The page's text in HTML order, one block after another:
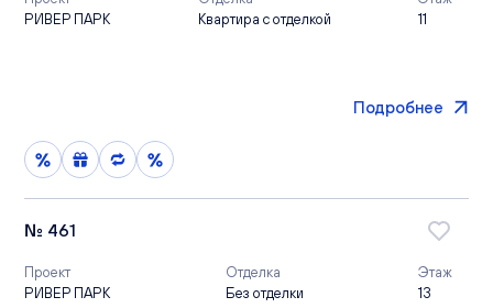
РИВЕР ПАРК
Квартира с отделкой
11
Подробнее
№ 461
Проект
РИВЕР ПАРК
Отделка
Без отделки
Этаж
13